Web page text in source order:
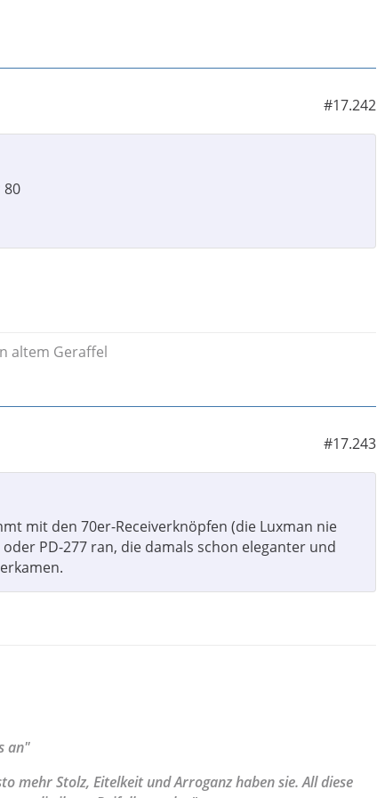
#17.242
80
altem Geraffel
#17.243
mit den 70er-Receiverknöpfen (die Luxman nie
PD-277 ran, die damals schon eleganter und
an"
mehr Stolz, Eitelkeit und Arroganz haben sie. All diese